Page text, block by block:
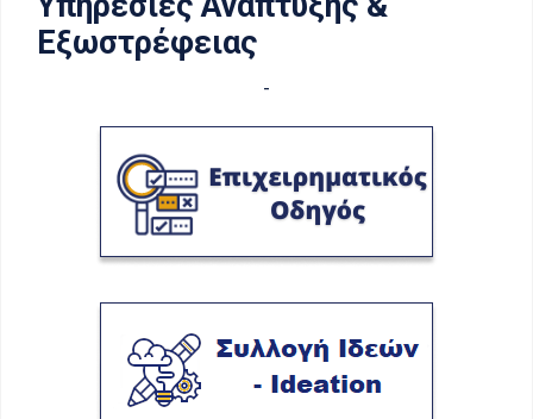
Εξωστρέφειας
-